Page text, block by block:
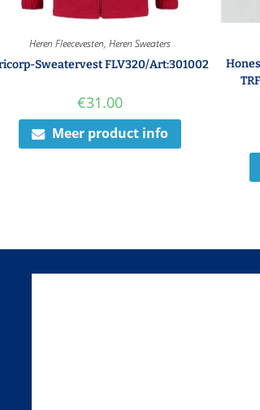
Heren Fleecevesten,Heren Sweaters
Sweatervest FLV320/Art:301002
€31.00
Meer product info